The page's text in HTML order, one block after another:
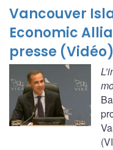
Vancouver
Economic
presse (Vidéo)